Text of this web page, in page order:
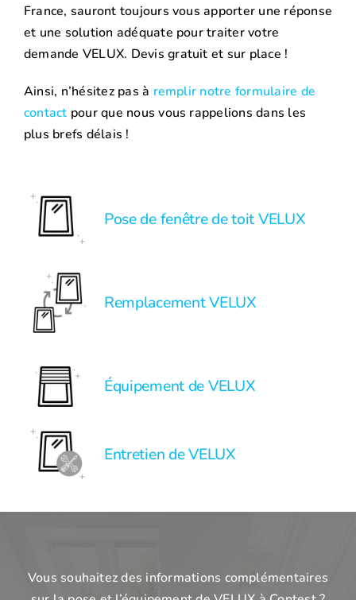
France, sauront toujours vous apporter une réponse
et une solution adéquate pour traiter votre
demande VELUX. Devis gratuit et sur place !
Ainsi, n’hésitez pas à remplir notre formulaire de
contact pour que nous vous rappelions dans les
plus brefs délais !
Pose de fenêtre de toit VELUX
Remplacement VELUX
Équipement de VELUX
Entretien de VELUX
Vous souhaitez des informations complémentaires